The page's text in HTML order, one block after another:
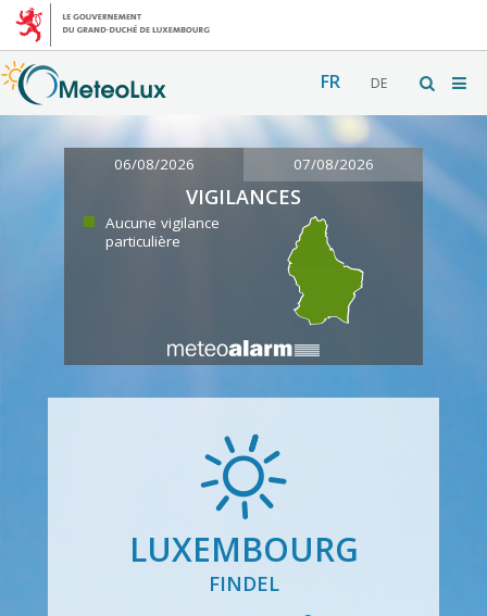
FR DE
06/08/2026 07/08/2026
VIGILANCES
Aucune vigilance
particulière
LUXEMBOURG
FINDEL